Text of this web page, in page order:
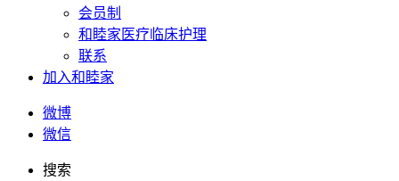
会员制
和睦家医疗临床护理
联系
加入和睦家
微博
微信
搜索